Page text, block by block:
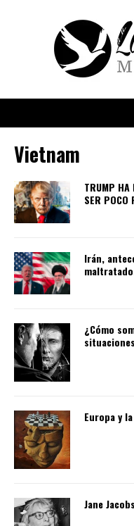
Vietnam
TRUMP HA
SER POCO
Irán,
¿Cómo
Europa y
Jane Jacobs